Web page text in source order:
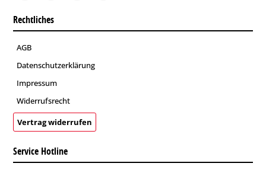
Rechtliches
AGB
Datenschutzerklärung
Impressum
Widerrufsrecht
Vertrag widerrufen
Service Hotline